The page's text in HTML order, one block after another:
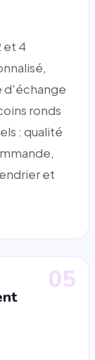
et 4
d'échange
ronds
: qualité
et
05